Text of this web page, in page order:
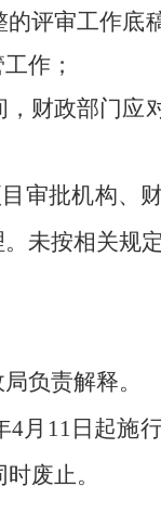
的评审工作
作；
，财政部门
审批机构、
未按相关规
负责解释。
4月 11 日起施
时废止。